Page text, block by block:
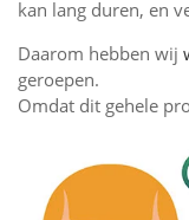
kan lang duren, en
Daarom hebben wij
geroepen.
Omdat dit gehele